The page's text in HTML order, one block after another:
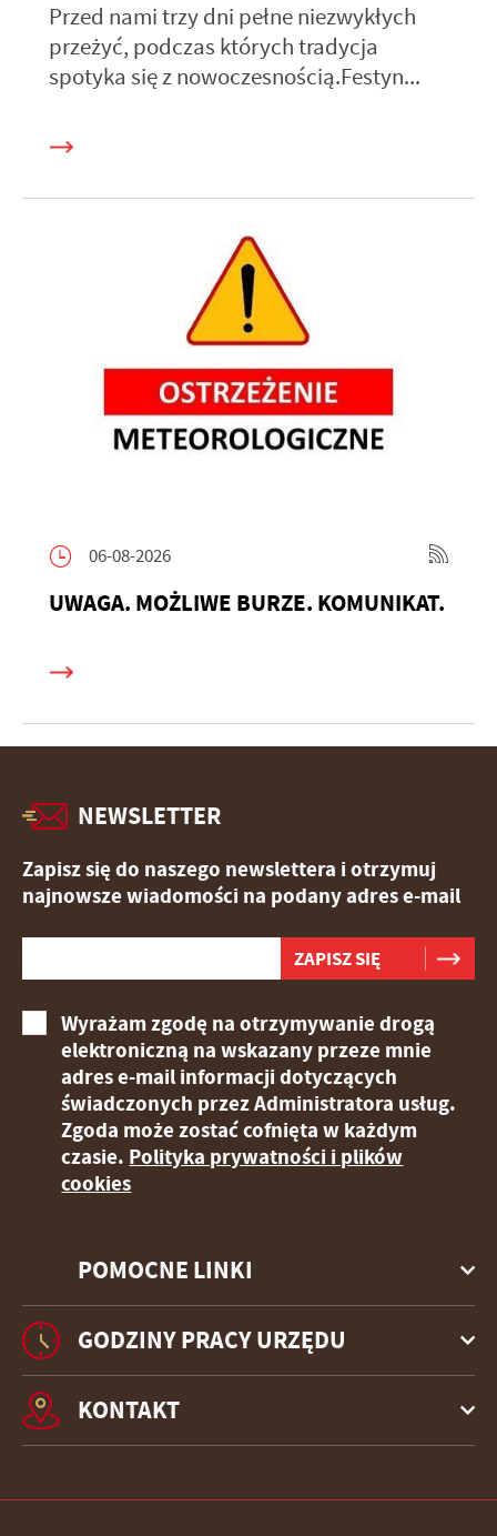
Przed nami trzy dni pełne niezwykłych
przeżyć, podczas których tradycja
spotyka się z nowoczesnością.Festyn...
06-08-2026
UWAGA. MOŻLIWE BURZE. KOMUNIKAT.
POMOCNE LINKI
NEWSLETTER
Zapisz się do naszego newslettera i otrzymuj
najnowsze wiadomości na podany adres e-mail
Wyrażam zgodę na otrzymywanie drogą
elektroniczną na wskazany przeze mnie
adres e-mail informacji dotyczących
świadczonych przez Administratora usług.
Zgoda może zostać cofnięta w każdym
czasie. Polityka prywatności i plików
cookies
GODZINY PRACY URZĘDU
KONTAKT